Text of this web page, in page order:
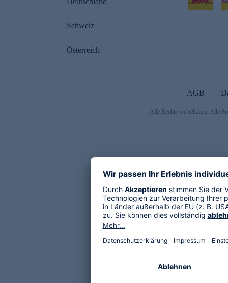
Schweiz
Österreich
AGB
Alle Rechte vorbehalten. Alle